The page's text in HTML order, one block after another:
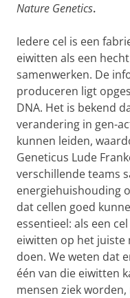
Nature Genetics.
Iedere cel is een
eiwitten als een
samenwerken. De
produceren ligt
DNA. Het is bekend
verandering in gen-
kunnen leiden,
Geneticus Lude
verschillende teams
energiehuishouding
dat cellen goed
essentieel: als een
eiwitten op het juiste
doen. We weten dat
één van die eiwitten
mensen ziek